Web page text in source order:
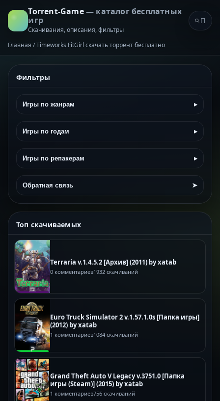
Torrent-Game— каталог бесплатных
игр
Скачивания, описания, фильтры
Главная /Timeworks FitGirl скачать торрент бесплатно
Фильтры
Игры по жанрам ▸
Игры по годам ▸
Игры по репакерам ▸
Обратная связь ➤
Топ скачиваемых
Terraria v.1.4.5.2 [Архив] (2011) by xatab
0 комментариев1932 скачиваний
Euro Truck Simulator 2 v.1.57.1.0s [Папка игры]
(2012) by xatab
1 комментариев1084 скачиваний
Grand Theft Auto V Legacy v.3751.0 [Папка
игры (Steam)] (2015) by xatab
1 комментариев756 скачиваний